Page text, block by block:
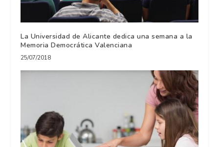
La Universidad de Alicante dedica una semana a la
Memoria Democrática Valenciana
25/07/2018